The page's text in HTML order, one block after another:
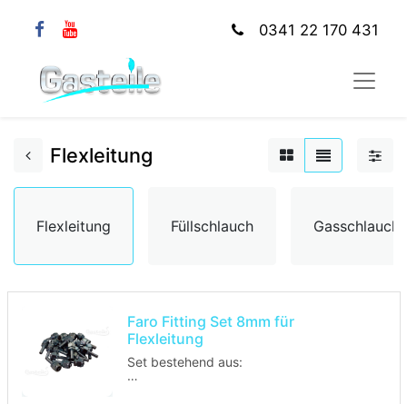
0341 22 170 431
Flexleitung
Flexleitung Füllschlauch Gasschlauch
Faro Fitting Set 8mm für
Flexleitung
Set bestehend aus: